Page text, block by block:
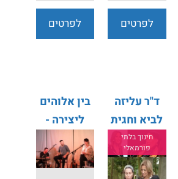
לפרטים
לפרטים
ד"ר עליזה
לביא וחגית
כפיר
חינוך בלתי
פורמאלי
בין אלוהים
ליצירה -
מירה מגן
הראל מויאל